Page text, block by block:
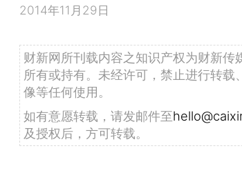
2014年11月29日
财新网所刊载内容之知识产权为财新传
所有或持有。未经许可，禁止进行转载
像等任何使用。
如有意愿转载，请发邮件至
及授权后，方可转载。